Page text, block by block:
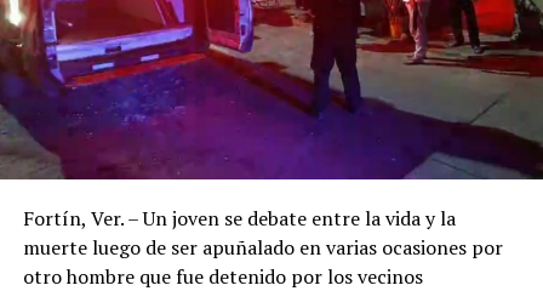
Fortín, Ver. – Un joven se debate entre la vida y la
muerte luego de ser apuñalado en varias ocasiones por
otro hombre que fue detenido por los vecinos